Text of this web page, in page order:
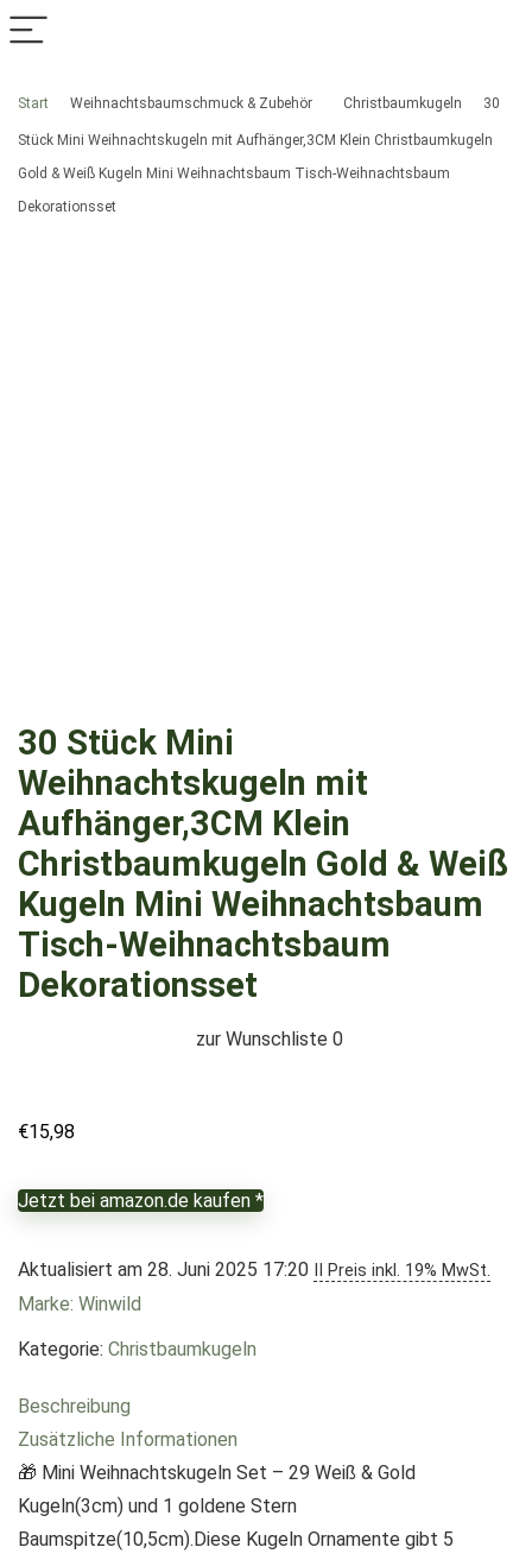
Start Weihnachtsbaumschmuck & Zubehör Christbaumkugeln 30
Stück Mini Weihnachtskugeln mit Aufhänger,3CM Klein Christbaumkugeln
Gold & Weiß Kugeln Mini Weihnachtsbaum Tisch-Weihnachtsbaum
Dekorationsset
30 Stück Mini
Weihnachtskugeln mit
Aufhänger,3CM Klein
Christbaumkugeln Gold & Weiß
Kugeln Mini Weihnachtsbaum
Tisch-Weihnachtsbaum
Dekorationsset
zur Wunschliste 0
€15,98
Jetzt bei amazon.de kaufen *
Aktualisiert am 28. Juni 2025 17:20 II Preis inkl. 19% MwSt.
Marke: Winwild
Kategorie: Christbaumkugeln
Beschreibung
Zusätzliche Informationen
🎁 Mini Weihnachtskugeln Set – 29 Weiß & Gold
Kugeln(3cm) und 1 goldene Stern
Baumspitze(10,5cm).Diese Kugeln Ornamente gibt 5